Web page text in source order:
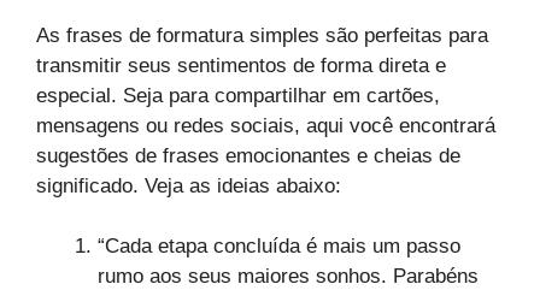
As frases de formatura simples são perfeitas para
transmitir seus sentimentos de forma direta e
especial. Seja para compartilhar em cartões,
mensagens ou redes sociais, aqui você encontrará
sugestões de frases emocionantes e cheias de
significado. Veja as ideias abaixo:
“Cada etapa concluída é mais um passo
rumo aos seus maiores sonhos. Parabéns